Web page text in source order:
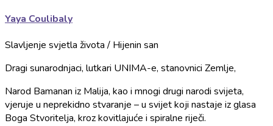
Yaya Coulibaly
Slavljenje svjetla života / Hijenin san
Dragi sunarodnjaci, lutkari UNIMA-e, stanovnici Zemlje,
Narod Bamanan iz Malija, kao i mnogi drugi narodi svijeta,
vjeruje u neprekidno stvaranje – u svijet koji nastaje iz glasa
Boga Stvoritelja, kroz kovitlajuće i spiralne riječi.